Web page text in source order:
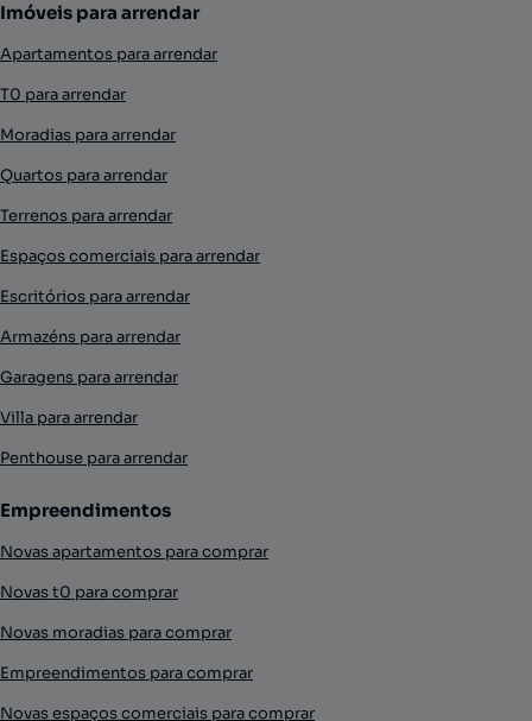
Imóveis para arrendar
Apartamentos para arrendar
T0 para arrendar
Moradias para arrendar
Quartos para arrendar
Terrenos para arrendar
Espaços comerciais para arrendar
Escritórios para arrendar
Armazéns para arrendar
Garagens para arrendar
Villa para arrendar
Penthouse para arrendar
Empreendimentos
Novas apartamentos para comprar
Novas t0 para comprar
Novas moradias para comprar
Empreendimentos para comprar
Novas espaços comerciais para comprar